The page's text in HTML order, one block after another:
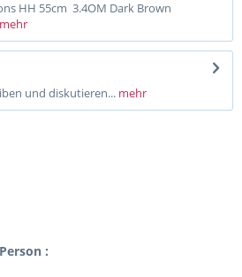
HH 55cm 3.4OM Dark Brown
mehr
und diskutieren... mehr
: